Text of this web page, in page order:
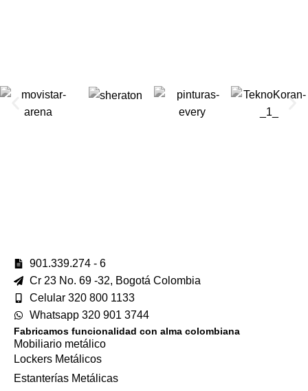
901.339.274 - 6
Cr 23 No. 69 -32, Bogotá Colombia
Celular 320 800 1133
Whatsapp 320 901 3744
Fabricamos funcionalidad con alma colombiana
Mobiliario metálico
Lockers Metálicos
Estanterías Metálicas